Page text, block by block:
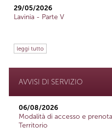
29/05/2026
Lavinia - Parte V
leggi tutto
AVVISI DI SERVIZIO
06/08/2026
Modalità di accesso e
Territorio